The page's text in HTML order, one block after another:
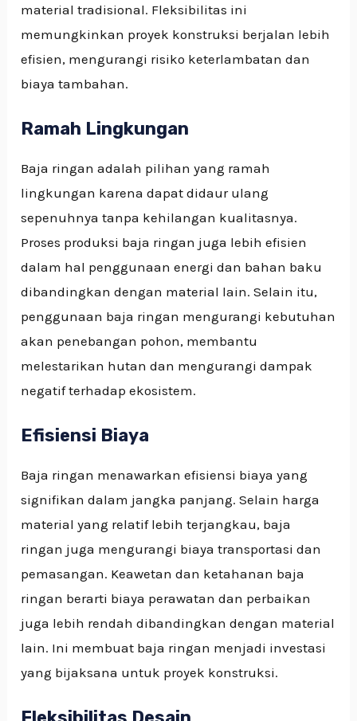
material tradisional. Fleksibilitas ini
memungkinkan proyek konstruksi berjalan lebih
efisien, mengurangi risiko keterlambatan dan
biaya tambahan.
Ramah Lingkungan
Baja ringan adalah pilihan yang ramah
lingkungan karena dapat didaur ulang
sepenuhnya tanpa kehilangan kualitasnya.
Proses produksi baja ringan juga lebih efisien
dalam hal penggunaan energi dan bahan baku
dibandingkan dengan material lain. Selain itu,
penggunaan baja ringan mengurangi kebutuhan
akan penebangan pohon, membantu
melestarikan hutan dan mengurangi dampak
negatif terhadap ekosistem.
Efisiensi Biaya
Baja ringan menawarkan efisiensi biaya yang
signifikan dalam jangka panjang. Selain harga
material yang relatif lebih terjangkau, baja
ringan juga mengurangi biaya transportasi dan
pemasangan. Keawetan dan ketahanan baja
ringan berarti biaya perawatan dan perbaikan
juga lebih rendah dibandingkan dengan material
lain. Ini membuat baja ringan menjadi investasi
yang bijaksana untuk proyek konstruksi.